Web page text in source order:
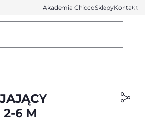
Akademia ChiccoSklepyKontakt
2-6 M